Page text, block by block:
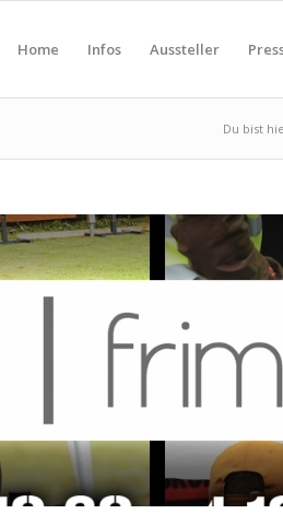
Home Infos Aussteller
Du bist